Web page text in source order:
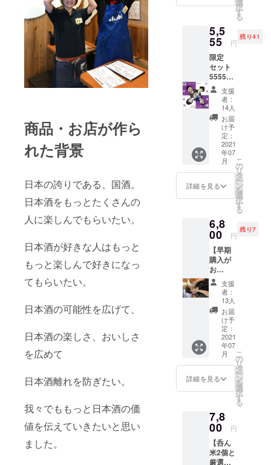
商品・お店が作ら
れた背景
日本の誇りである、国酒。
日本酒をもっとたくさんの
人に楽しんでもらいたい。
日本酒が好きな人はもっと
もっと楽しんで好きになっ
てもらいたい。
日本酒の可能性を広げて、
日本酒の楽しさ、おいしさ
を広めて
日本酒離れを防ぎたい。
我々でももっと日本酒の価
値を伝えていきたいと思い
ました。
ぎりま
みは付
きませ
ん。
楽しみ♪
期限
2022年
12月30
日
日本酒3
合計3
合）の
セット
です！
届いて
すぐ呑
ん米を
お楽し
みいた
だける
セット
となり
ます！
日本酒
はソム
リエで
もあ
る、
sake
winelife
の主
宰、吉
良氏に
厳選し
ていた
だきま
した！
ちょ
こっと
ずつ
色々な
種類を
試せ
る、お
ており
ます！
2種類か
らお選
びいた
択
す
る
5,5
55 円
残り41
限定
セット
5555円
【呑ん
米2個】
＋限定
版【英
720cc
】 送
料・手
数料込
み！！
税込み
です！
さらに
刻印で
きま
す！ さ
らにさ
らに500
延長お
食事券
が付い
ちゃい
ます！
ひとつ
のお酒
を4倍楽
しめる
奇跡の
ぐいの
み 【呑
き酒師
でもあ
り、ソ
ムリエ
でもあ
支援
者：
14人
お届
け予
定：
2021
年07
月
詳細を見る
こ
の
リ
タ
ー
ン
を
選
択
す
る
6,8
00 円
残り7
【早期
購入が
お
得】
割引&名
入れ付
き 4倍
楽しめ
るぐい
のみ
【呑ん
米】4個
セット
（送料
手数料
込み・
み） 大
切な人
の名
前 貴
方のお
支援
者：
13人
お届
け予
定：
2021
年07
月
詳細を見る
こ
の
リ
タ
ー
ン
を
選
択
す
る
7,8
00 円
【呑ん
米2個と
厳選日